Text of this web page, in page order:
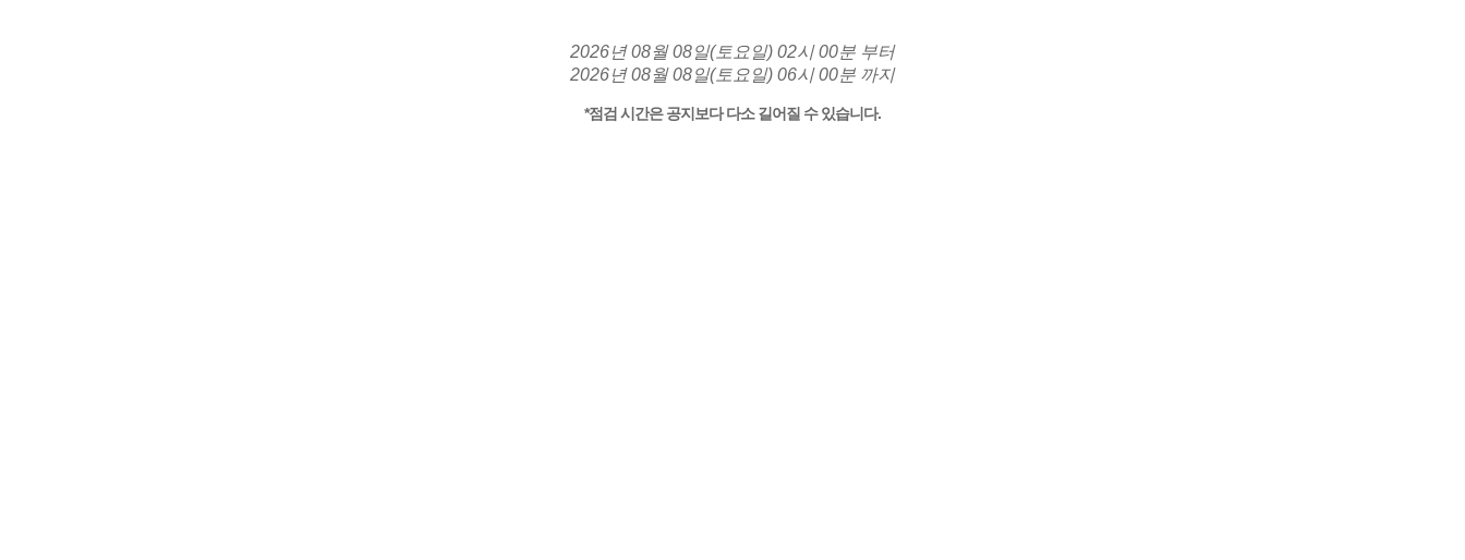
2026년 08월 08일(토요일) 02시 00분 부터
2026년 08월 08일(토요일) 06시 00분 까지
*점검 시간은 공지보다 다소 길어질 수 있습니다.